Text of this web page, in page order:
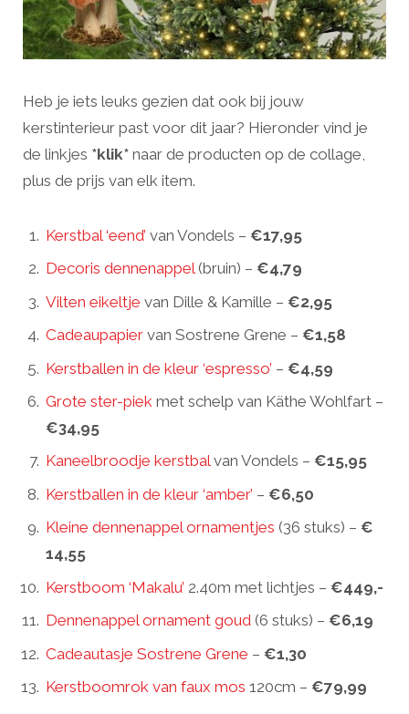
Heb je iets leuks gezien dat ook bij jouw
kerstinterieur past voor dit jaar? Hieronder vind je
de linkjes *klik* naar de producten op de collage,
plus de prijs van elk item.
Kerstbal ‘eend’ van Vondels – €17,95
Decoris dennenappel(bruin) – €4,79
Vilten eikeltje van Dille & Kamille – €2,95
Cadeaupapier van Sostrene Grene – €1,58
Kerstballen in de kleur ‘espresso’ – €4,59
Grote ster-piek met schelp van Käthe Wohlfart –
€34,95
Kaneelbroodje kerstbalvan Vondels – €15,95
Kerstballen in de kleur ‘amber’ – €6,50
Kleine dennenappel ornamentjes (36 stuks) – €
14,55
Kerstboom ‘Makalu’ 2.40m met lichtjes – €449,-
Dennenappel ornament goud (6 stuks) – €6,19
Cadeautasje Sostrene Grene – €1,30
Kerstboomrok van faux mos 120cm – €79,99